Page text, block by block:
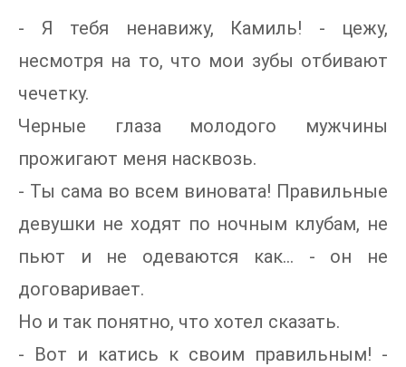
- Я тебя ненавижу, Камиль! - цежу,
несмотря на то, что мои зубы отбивают
чечетку.
Черные глаза молодого мужчины
прожигают меня насквозь.
- Ты сама во всем виновата! Правильные
девушки не ходят по ночным клубам, не
пьют и не одеваются как... - он не
договаривает.
Но и так понятно, что хотел сказать.
- Вот и катись к своим правильным! -